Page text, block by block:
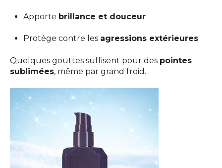
Apporte brillance et douceur
Protège contre les agressions extérieures
Quelques gouttes suffisent pour des pointes
sublimées, même par grand froid.